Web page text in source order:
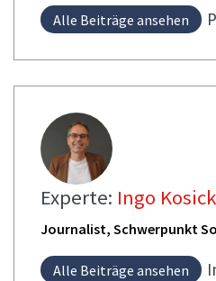
Alle Beiträge ansehen
Experte: Ingo Kosick
Journalist, Schwerpunkt
Alle Beiträge ansehen